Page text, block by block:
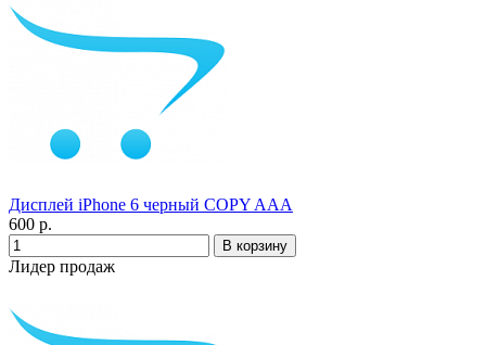
Дисплей iPhone 6 черный COPY AAA
600 р.
Лидер продаж